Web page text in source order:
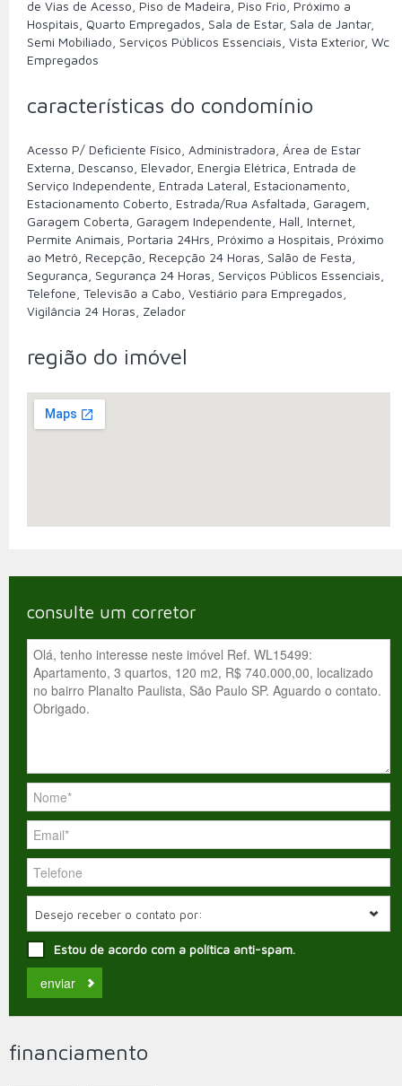
de Vias de Acesso, Piso de Madeira, Piso Frio, Próximo a
Hospitais, Quarto Empregados, Sala de Estar, Sala de Jantar,
Semi Mobiliado, Serviços Públicos Essenciais, Vista Exterior, Wc
Empregados
características do condomínio
Acesso P/ Deficiente Físico, Administradora, Área de Estar
Externa, Descanso, Elevador, Energia Elétrica, Entrada de
Serviço Independente, Entrada Lateral, Estacionamento,
Estacionamento Coberto, Estrada/Rua Asfaltada, Garagem,
Garagem Coberta, Garagem Independente, Hall, Internet,
Permite Animais, Portaria 24Hrs, Próximo a Hospitais, Próximo
ao Metrô, Recepção, Recepção 24 Horas, Salão de Festa,
Segurança, Segurança 24 Horas, Serviços Públicos Essenciais,
Telefone, Televisão a Cabo, Vestiário para Empregados,
Vigilância 24 Horas, Zelador
região do imóvel
consulte um corretor
Desejo receber o contato por:
Estou de acordo com a política anti-spam.
financiamento